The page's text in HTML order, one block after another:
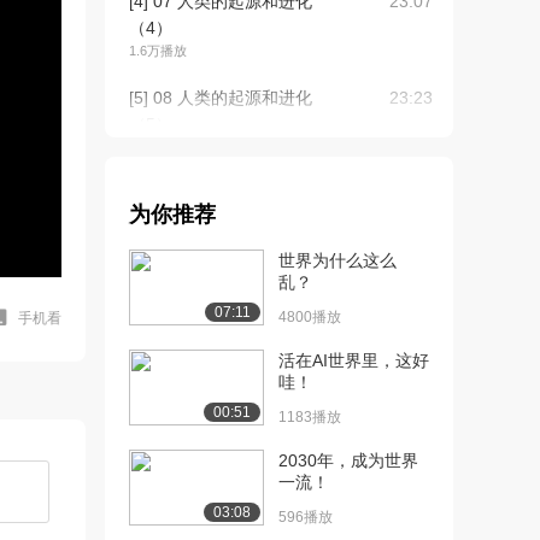
手机看
（4）
1.6万播放
[5] 08 人类的起源和进化
23:23
（6）
[7] 10 古埃及文明（1）
[8] 11 古埃及文明（2） 24:07
[9] 12 古埃及文明（3）
9078播放
[10] 13 古埃及文明（4）
9249播放
为你推荐
07:11
世界为什么这么
乱？
4800播放
00:51
活在AI世界里，这好
哇！
1183播放
03:08
2030年，成为世界
一流！
596播放